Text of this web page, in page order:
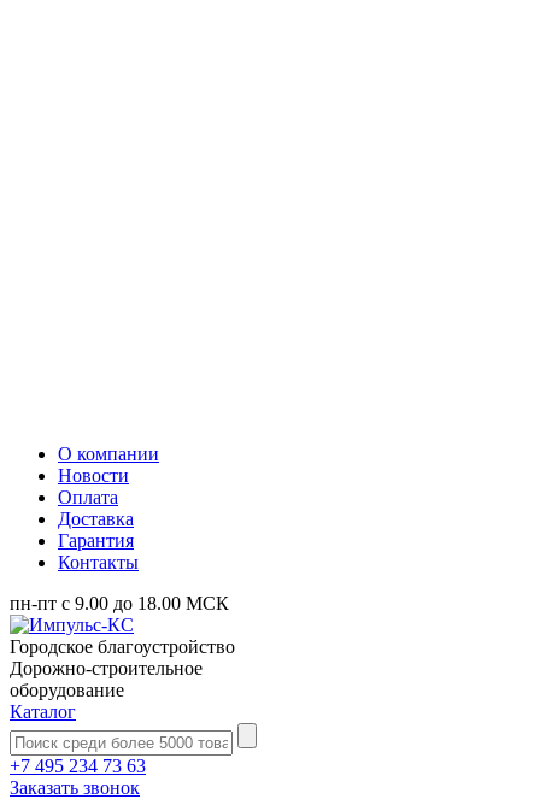
О компании
Новости
Оплата
Доставка
Гарантия
Контакты
пн-пт с 9.00 до 18.00 МСК
Городское благоустройство
Дорожно-строительное
оборудование
Каталог
+7 495 234 73 63
Заказать звонок